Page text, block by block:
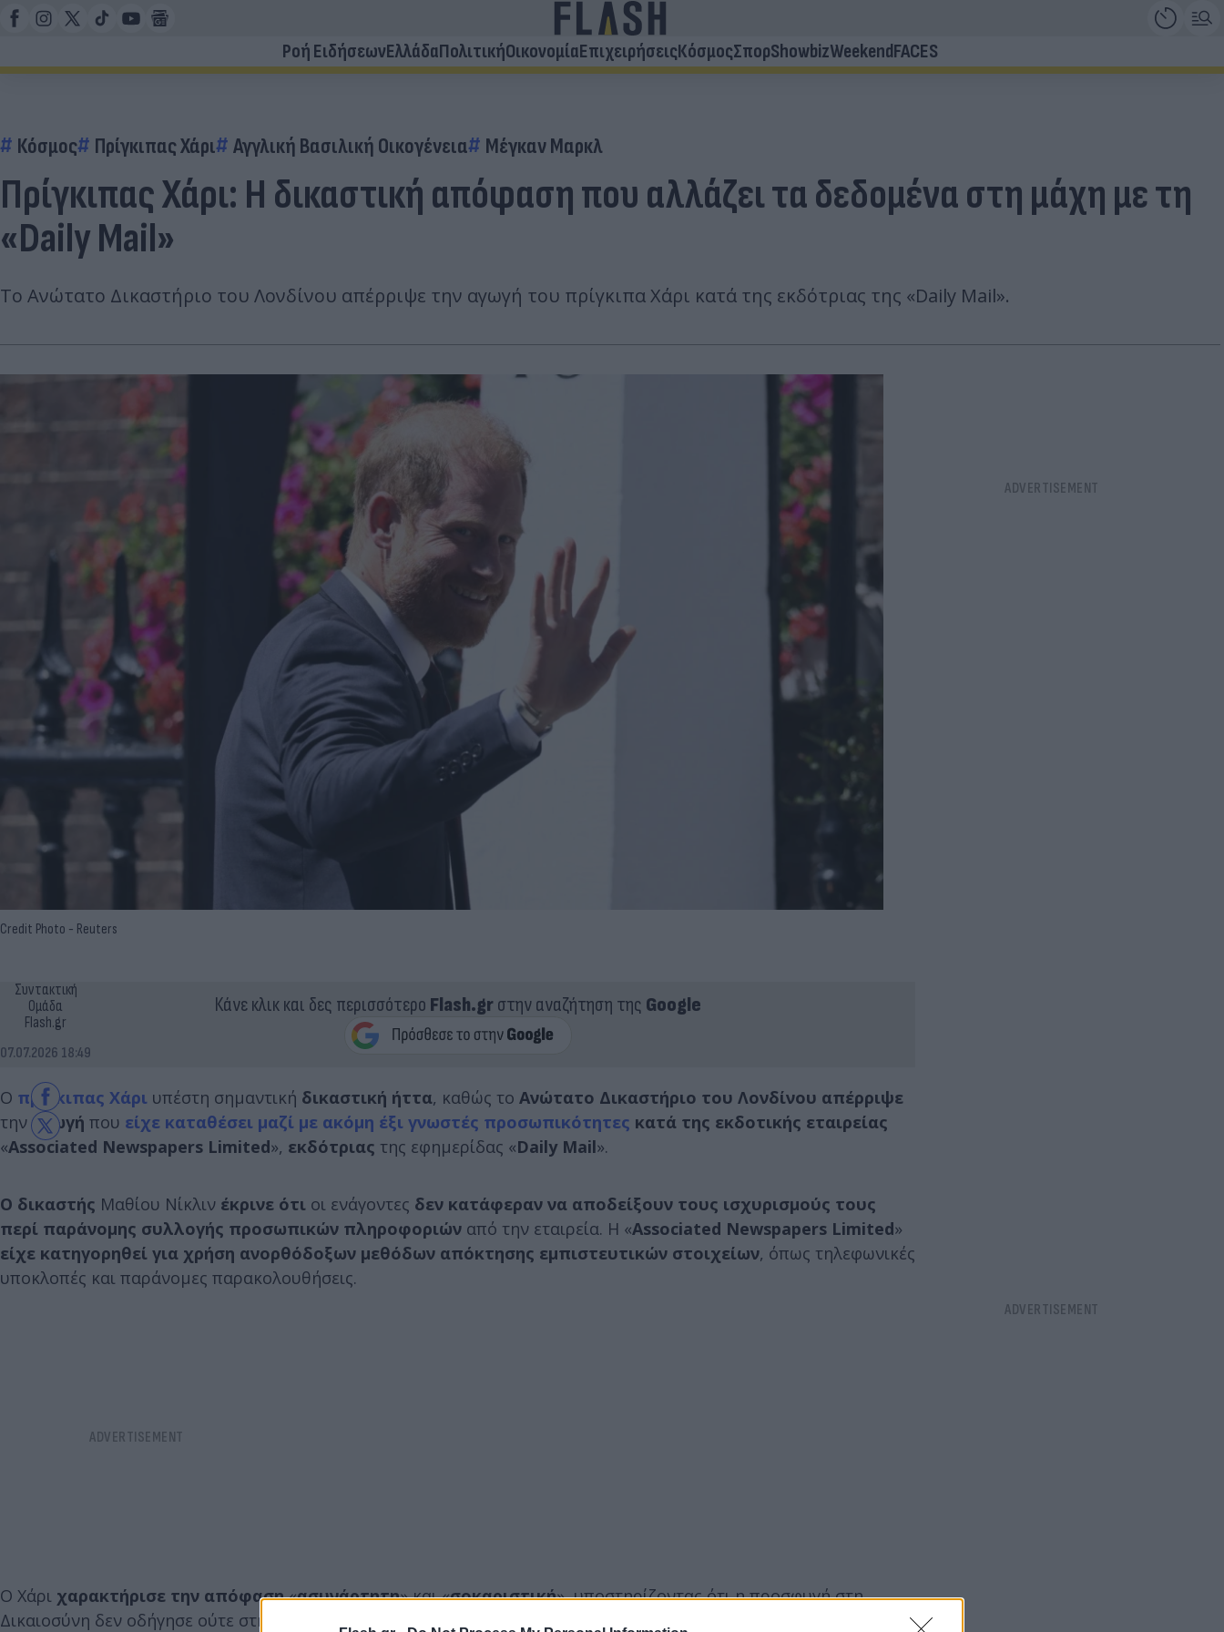
Ροή ΕιδήσεωνΕλλάδαΠολιτικήΟικονομίαΕπιχειρήσειςΚόσμοςΣπορShowbizWeekendFACES
Κόσμος Πρίγκιπας Χάρι Αγγλική Βασιλική Οικογένεια Μέγκαν Μαρκλ
Πρίγκιπας Χάρι: Η δικαστική απόφαση που αλλάζει τα δεδομένα στη μάχη με τη
«Daily Mail»
Το Ανώτατο Δικαστήριο του Λονδίνου απέρριψε την αγωγή του πρίγκιπα Χάρι κατά της εκδότριας της «Daily Mail».
Credit Photo - Reuters
Συντακτική
Ομάδα
Flash.gr
07.07.2026 18:49
Κάνε κλικ και δες περισσότερο Flash.grστην αναζήτηση της Google
Ο πρίγκιπας Χάρι υπέστη σημαντική δικαστική ήττα, καθώς το Ανώτατο Δικαστήριο του Λονδίνου απέρριψε
τηναγωγή που είχε καταθέσει μαζί με ακόμη έξι γνωστές προσωπικότητες κατά της εκδοτικής εταιρείας
«Associated Newspapers Limited», εκδότριας της εφημερίδας «Daily Mail».
Ο δικαστής Μαθίου Νίκλιν έκρινε ότι οι ενάγοντες δεν κατάφεραν να αποδείξουν τους ισχυρισμούς τους
περί παράνομης συλλογής προσωπικών πληροφοριών από την εταιρεία. Η «Associated Newspapers Limited»
είχε κατηγορηθεί για χρήση ανορθόδοξων μεθόδων απόκτησης εμπιστευτικών στοιχείων, όπως τηλεφωνικές
υποκλοπές και παράνομες παρακολουθήσεις.
Ο Χάρι χαρακτήρισε την απόφαση«ασυνάρτητη» και «σοκαριστική», υποστηρίζοντας ότι η προσφυγή στη
Δικαιοσύνη δεν οδήγησε ούτε στην απόδοση δικαιοσύνης ούτε στη λογοδοσία των υπευθύνων. Παράλληλα,